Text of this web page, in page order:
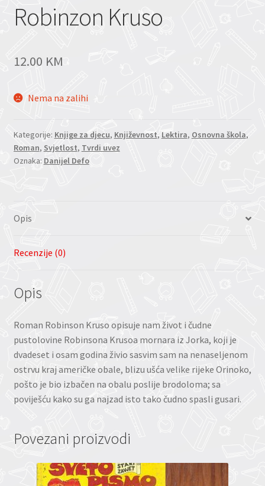
Robinzon Kruso
12.00 KM
Nema na zalihi
Kategorije: Knjige za djecu, Književnost, Lektira, Osnovna škola,
Roman, Svjetlost, Tvrdi uvez
Oznaka: Danijel Defo
Opis
Recenzije (0)
Opis
Roman Robinson Kruso opisuje nam život i čudne
pustolovine Robinsona Krusoa mornara iz Jorka, koji je
dvadeset i osam godina živio sasvim sam na nenaseljenom
ostrvu kraj američke obale, blizu ušća velike rijeke Orinoko,
pošto je bio izbačen na obalu poslije brodoloma; sa
poviješću kako su ga najzad isto tako čudno spasli gusari.
Povezani proizvodi